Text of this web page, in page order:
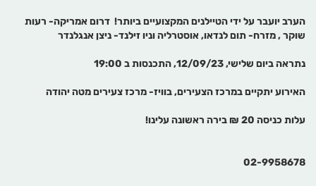
הערב יועבר על ידי הטיילנים המקצועיים ביותר! דרום אמריקה- רעות
שוקר , מזרח- תום לנדאו, אוסטרליה וניו זילנד- ניצן אנגלנדר
נתראה ביום שלישי, 12/09/23, התכנסות ב 19:00
האירוע יתקיים במרכז הצעירים, בוויז- מרכז צעירים מטה יהודה
עלות כניסה 20 ₪ בירה ראשונה עלינו!
02-9958678